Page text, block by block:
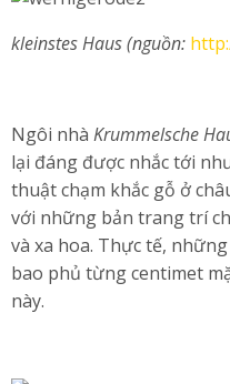
kleinstes Haus (nguồn:
Ngôi nhà Krummelsche
lại đáng được nhắc tới
thuật chạm khắc gỗ ở
với những bản trang trí
và xa hoa. Thực tế,
bao phủ từng centimet
này.